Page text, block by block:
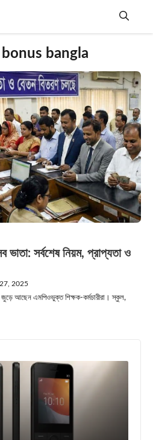
bangla
সর্বশেষ নিয়ম, প্রাপ্যতা ও
2025
জুড়ে আছেন এমপিওভুক্ত শিক্ষক-কর্মচারীরা। স্কুল,